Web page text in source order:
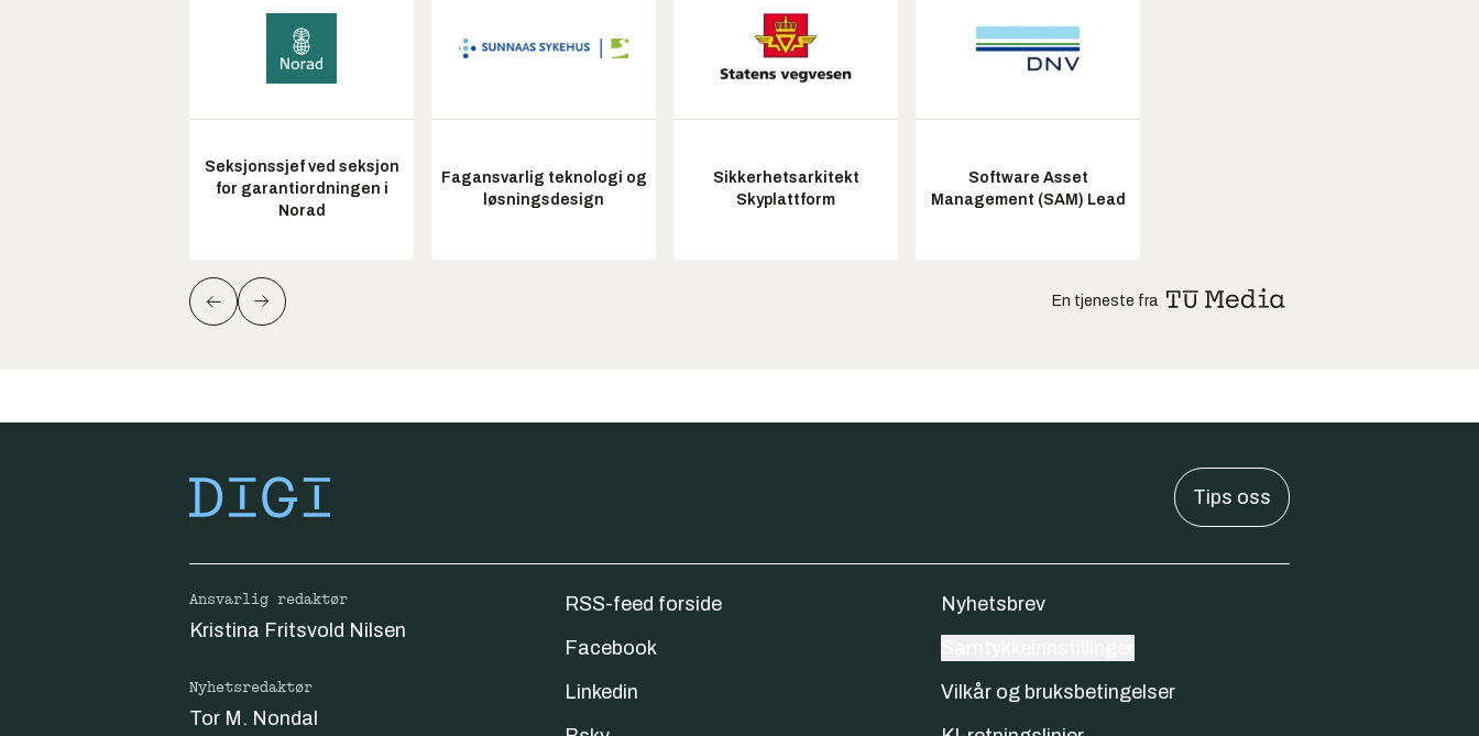
Seksjonssjef ved seksjon
for garantiordningen i
Norad
Fagansvarlig teknologi og
løsningsdesign
Sikkerhetsarkitekt
Skyplattform
Software Asset
Management (SAM) Lead
En tjeneste fra
Tips oss
Ansvarlig redaktør
Kristina Fritsvold Nilsen
Nyhetsredaktør
Tor M. Nondal
RSS-feed forside
Facebook
Linkedin
Nyhetsbrev
Vilkår og bruksbetingelser